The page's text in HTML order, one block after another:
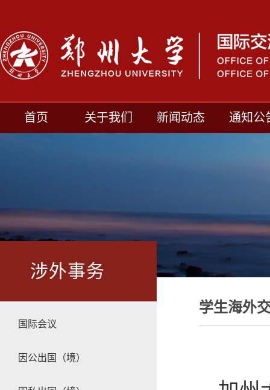
首页 关于我们 新闻动态 通知公
涉外事务
国际会议
因公出国（境）
学生海外